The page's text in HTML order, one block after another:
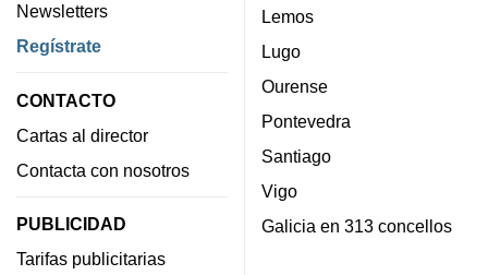
Newsletters
Regístrate
CONTACTO
Cartas al director
Contacta con nosotros
PUBLICIDAD
Tarifas publicitarias
Lemos
Lugo
Ourense
Pontevedra
Santiago
Vigo
Galicia en 313 concellos